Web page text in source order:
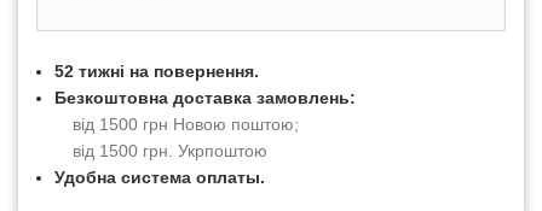
52 тижні на повернення.
Безкоштовна доставка замовлень:
від 1500 грн Новою поштою;
від 1500 грн. Укрпоштою
Удобна система оплаты.